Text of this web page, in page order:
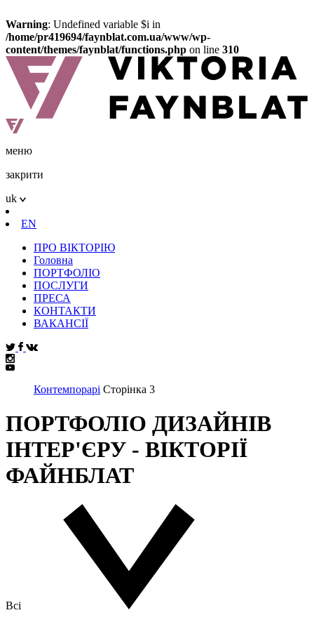
Warning: Undefined variable $i in
/home/pr419694/faynblat.com.ua/www/wp-
content/themes/faynblat/functions.php on line 310
меню
закрити
uk
EN
ПРО ВІКТОРІЮ
Головна
ПОРТФОЛІО
ПОСЛУГИ
ПРЕСА
КОНТАКТИ
ВАКАНСІЇ
Контемпорарі Сторінка 3
ПОРТФОЛІО ДИЗАЙНІВ
ІНТЕР'ЄРУ - ВІКТОРІЇ
ФАЙНБЛАТ
Всі